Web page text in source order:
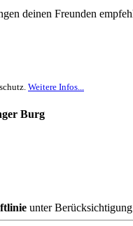
deinen Freunden
Weitere Infos...
Burg
unter